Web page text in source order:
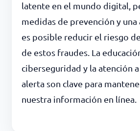
latente en el mundo digital,
medidas de prevención y una
es posible reducir el riesgo
de estos fraudes. La
ciberseguridad y la atención
alerta son clave para
nuestra información en línea.